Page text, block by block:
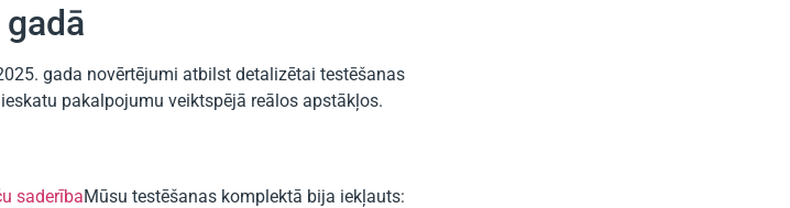
gada novērtējumi atbilst detalizētai testēšanas
pakalpojumu veiktspējā reālos apstākļos.
saderībaMūsu testēšanas komplektā bija iekļauts: